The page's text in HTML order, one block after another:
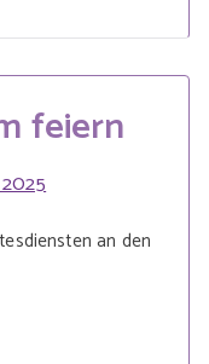
feiern
2025
an den